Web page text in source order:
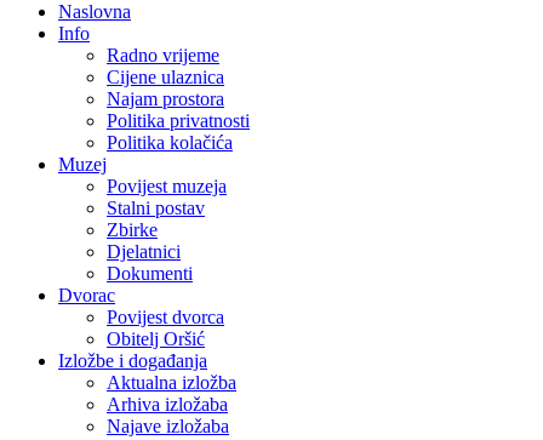
Naslovna
Info
Radno vrijeme
Cijene ulaznica
Najam prostora
Politika privatnosti
Politika kolačića
Muzej
Povijest muzeja
Stalni postav
Zbirke
Djelatnici
Dokumenti
Dvorac
Povijest dvorca
Obitelj Oršić
Izložbe i događanja
Aktualna izložba
Arhiva izložaba
Najave izložaba